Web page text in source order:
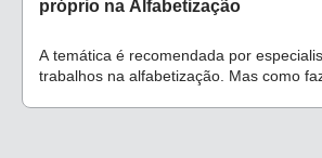
próprio na Alfabetização
A temática é recomendada por
trabalhos na alfabetização. Mas como